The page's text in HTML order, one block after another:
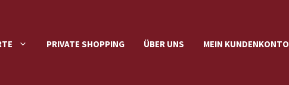
PRIVATE SHOPPING ÜBER UNS MEIN KUNDENKONTO